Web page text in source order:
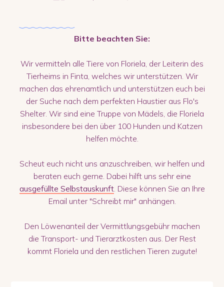
Bitte beachten Sie:
Wir vermitteln alle Tiere von Floriela, der Leiterin des
Tierheims in Finta, welches wir unterstützen. Wir
machen das ehrenamtlich und unterstützen euch bei
der Suche nach dem perfekten Haustier aus Flo's
Shelter. Wir sind eine Truppe von Mädels, die Floriela
insbesondere bei den über 100 Hunden und Katzen
helfen möchte.
Scheut euch nicht uns anzuschreiben, wir helfen und
beraten euch gerne. Dabei hilft uns sehr eine
ausgefüllte Selbstauskunft. Diese können Sie an Ihre
Email unter "Schreibt mir" anhängen.
Den Löwenanteil der Vermittlungsgebühr machen
die Transport- und Tierarztkosten aus. Der Rest
kommt Floriela und den restlichen Tieren zugute!